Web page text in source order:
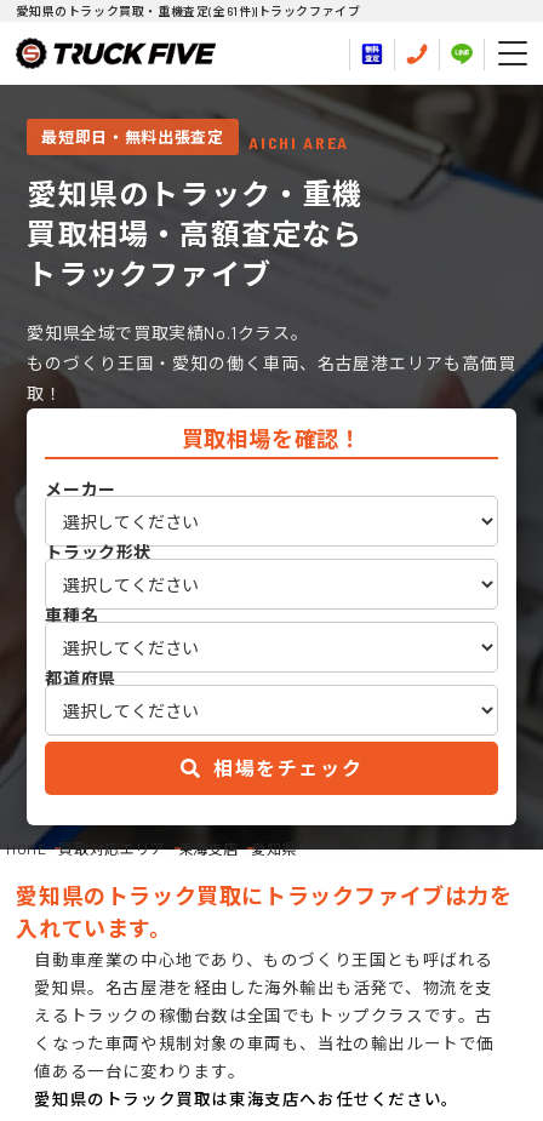
愛知県のトラック買取・重機査定(全61件)|トラックファイブ
最短即日・無料出張査定 AICHI AREA
愛知県のトラック・重機
買取相場・高額査定なら
トラックファイブ
愛知県全域で買取実績No.1クラス。
ものづくり王国・愛知の働く車両、名古屋港エリアも高価買
取！
買取相場を確認！
メーカー
トラック形状
車種名
都道府県
相場をチェック
HOME 買取対応エリア 東海支店 愛知県
愛知県のトラック買取にトラックファイブは力を
入れています。
自動車産業の中心地であり、ものづくり王国とも呼ばれる
愛知県。名古屋港を経由した海外輸出も活発で、物流を支
えるトラックの稼働台数は全国でもトップクラスです。古
くなった車両や規制対象の車両も、当社の輸出ルートで価
値ある一台に変わります。
愛知県のトラック買取は東海支店へお任せください。